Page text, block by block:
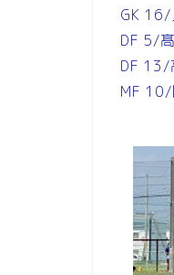
GK 16/
DF 5/
DF 13/
MF 10/